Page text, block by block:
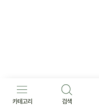
카테고리 검색